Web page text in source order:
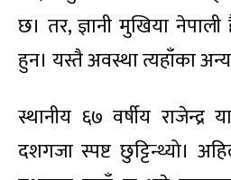
छ। तर, ज्ञानी मुखिया
हुन। यस्तै अवस्था त्यहाँका
स्थानीय ६७ वर्षीय
दशगजा स्पष्ट छुट्टिन्थ्यो।